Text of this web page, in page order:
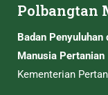
Polbangtan
Badan Penyuluhan
Manusia Pertanian
Kementerian